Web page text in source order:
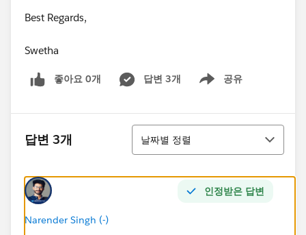
Best Regards,
Swetha
좋아요 0개 답변 3개 공유
Show menu
답변 3개
정렬
날짜별 정렬
인정받은 답변
Narender Singh (-)